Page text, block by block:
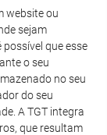
website ou
sejam
que esse
o seu
no seu
do seu
A TGT integra
que resultam